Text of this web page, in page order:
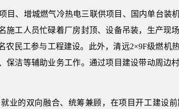
目、增城燃气冷热电三联供项目、国内单台
施工人员忙碌着厂房封顶、设备吊装，生产现
农民工参与工程建设。此外，清远2×9F级燃机
保洁等辅助业务工作。通过项目建设带动周边
业的双向融合、统筹兼顾，在项目开工建设